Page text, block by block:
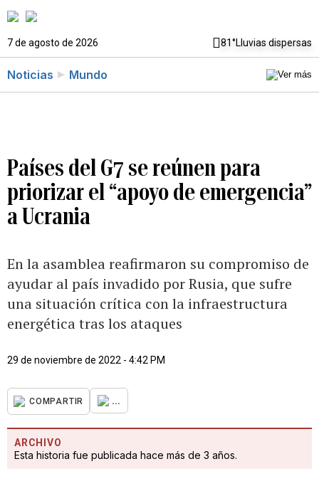
7 de agosto de 2026 81°Lluvias dispersas
Noticias Mundo
Países del G7 se reúnen para
priorizar el “apoyo de emergencia”
a Ucrania
En la asamblea reafirmaron su compromiso de
ayudar al país invadido por Rusia, que sufre
una situación crítica con la infraestructura
energética tras los ataques
29 de noviembre de 2022 - 4:42 PM
COMPARTIR ...
ARCHIVO
Esta historia fue publicada hace más de 3 años.